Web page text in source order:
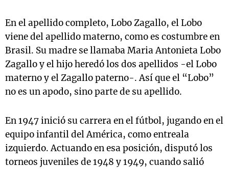
En el apellido completo, Lobo Zagallo, el Lobo
viene del apellido materno, como es costumbre en
Brasil. Su madre se llamaba Maria Antonieta Lobo
Zagallo y el hijo heredó los dos apellidos -el Lobo
materno y el Zagallo paterno-. Así que el “Lobo”
no es un apodo, sino parte de su apellido.
En 1947 inició su carrera en el fútbol, jugando en el
equipo infantil del América, como entreala
izquierdo. Actuando en esa posición, disputó los
torneos juveniles de 1948 y 1949, cuando salió